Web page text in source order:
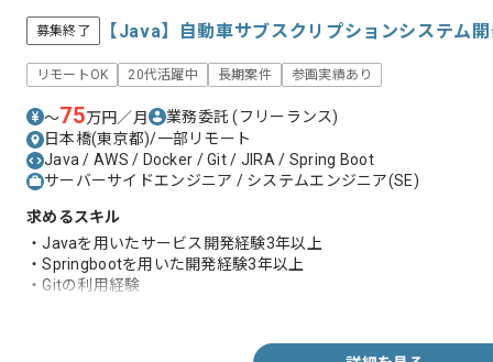
募集終了 【Java】自動車サブスクリプションシステム
リモートOK 20代活躍中 長期案件 参画実績あり
〜75万円／月 業務委託(フリーランス)
日本橋(東京都)/一部リモート
Java / AWS / Docker / Git / JIRA / Spring Boot
サーバーサイドエンジニア / システムエンジニア(SE)
求めるスキル
・Javaを用いたサービス開発経験3年以上
・Springbootを用いた開発経験3年以上
・Gitの利用経験